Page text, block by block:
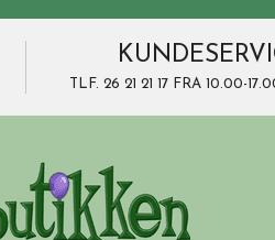
TLF. 26 21 21 17 FRA 10.00-